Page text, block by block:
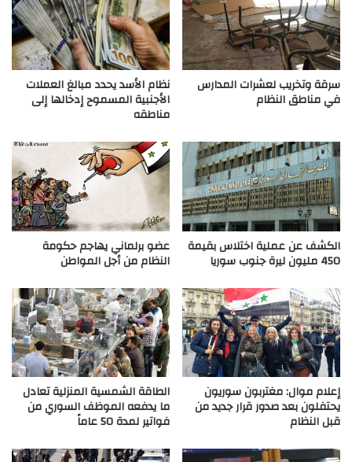
سرقة وتخريب لعشرات المدارس
في مناطق النظام
نظام الأسد يحدد مبالغ العملات
الأجنبية المسموح إدخالها إلى
مناطقه
الكشف عن عملية اختلاس بقيمة
450 مليون ليرة جنوب سوريا
عضو برلماني يهاجم حكومة
النظام من أجل المواطن
إعلام موال: مغتربون سوريون
يحتفلون بعد صدور قرار جديد من
قبل النظام
الطاقة الشمسية المنزلية تعادل
ما يدفعه الموظف السوري من
فواتير لمدة 50 عاماً